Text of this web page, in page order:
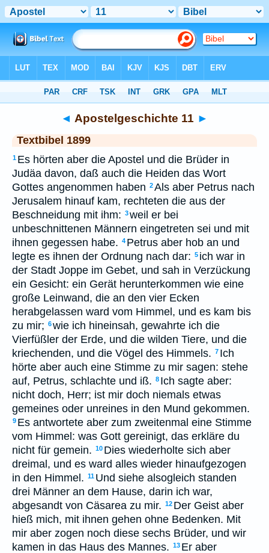
◄ Apostelgeschichte 11 ►
Textbibel 1899
1 Es hörten aber die Apostel und die Brüder in
Judäa davon, daß auch die Heiden das Wort
Gottes angenommen haben 2Als aber Petrus nach
Jerusalem hinauf kam, rechteten die aus der
Beschneidung mit ihm: 3weil er bei
unbeschnittenen Männern eingetreten sei und mit
ihnen gegessen habe. 4 Petrus aber hob an und
legte es ihnen der Ordnung nach dar: 5 ich war in
der Stadt Joppe im Gebet, und sah in Verzückung
ein Gesicht: ein Gerät herunterkommen wie eine
große Leinwand, die an den vier Ecken
herabgelassen ward vom Himmel, und es kam bis
zu mir; 6wie ich hineinsah, gewahrte ich die
Vierfüßler der Erde, und die wilden Tiere, und die
kriechenden, und die Vögel des Himmels. 7 Ich
hörte aber auch eine Stimme zu mir sagen: stehe
auf, Petrus, schlachte und iß. 8 Ich sagte aber:
nicht doch, Herr; ist mir doch niemals etwas
gemeines oder unreines in den Mund gekommen.
9 Es antwortete aber zum zweitenmal eine Stimme
vom Himmel: was Gott gereinigt, das erkläre du
nicht für gemein. 10 Dies wiederholte sich aber
dreimal, und es ward alles wieder hinaufgezogen
in den Himmel. 11 Und siehe alsogleich standen
drei Männer an dem Hause, darin ich war,
abgesandt von Cäsarea zu mir. 12 Der Geist aber
hieß mich, mit ihnen gehen ohne Bedenken. Mit
mir aber zogen noch diese sechs Brüder, und wir
kamen in das Haus des Mannes. 13 Er aber